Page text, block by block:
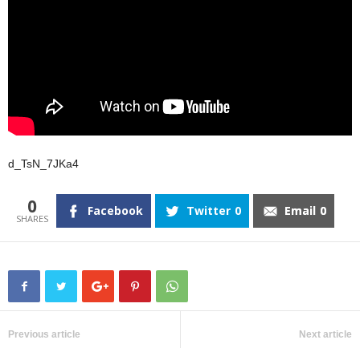
d_TsN_7JKa4
0 Facebook Twitter 0 Email 0
Previous article Next article